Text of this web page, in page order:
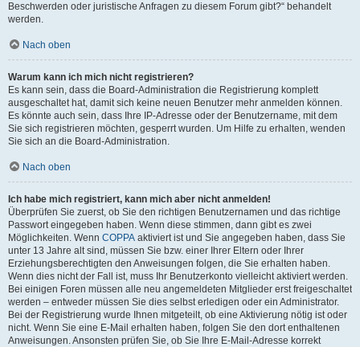
Beschwerden oder juristische Anfragen zu diesem Forum gibt?“ behandelt
werden.
Nach oben
Warum kann ich mich nicht registrieren?
Es kann sein, dass die Board-Administration die Registrierung komplett
ausgeschaltet hat, damit sich keine neuen Benutzer mehr anmelden können.
Es könnte auch sein, dass Ihre IP-Adresse oder der Benutzername, mit dem
Sie sich registrieren möchten, gesperrt wurden. Um Hilfe zu erhalten, wenden
Sie sich an die Board-Administration.
Nach oben
Ich habe mich registriert, kann mich aber nicht anmelden!
Überprüfen Sie zuerst, ob Sie den richtigen Benutzernamen und das richtige
Passwort eingegeben haben. Wenn diese stimmen, dann gibt es zwei
Möglichkeiten. Wenn COPPA aktiviert ist und Sie angegeben haben, dass Sie
unter 13 Jahre alt sind, müssen Sie bzw. einer Ihrer Eltern oder Ihrer
Erziehungsberechtigten den Anweisungen folgen, die Sie erhalten haben.
Wenn dies nicht der Fall ist, muss Ihr Benutzerkonto vielleicht aktiviert werden.
Bei einigen Foren müssen alle neu angemeldeten Mitglieder erst freigeschaltet
werden – entweder müssen Sie dies selbst erledigen oder ein Administrator.
Bei der Registrierung wurde Ihnen mitgeteilt, ob eine Aktivierung nötig ist oder
nicht. Wenn Sie eine E-Mail erhalten haben, folgen Sie den dort enthaltenen
Anweisungen. Ansonsten prüfen Sie, ob Sie Ihre E-Mail-Adresse korrekt